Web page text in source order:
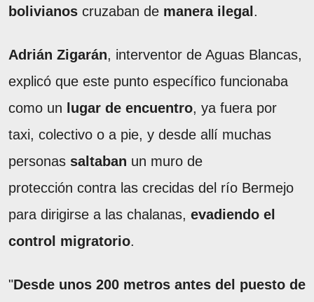
bolivianos cruzaban de manera ilegal .
Adrián Zigarán, interventor de Aguas Blancas,
explicó que este punto específico funcionaba
como un
lugar de encuentro, ya fuera por
taxi, colectivo o a pie, y desde allí muchas
personas saltaban un muro de
protección contra las crecidas del río Bermejo
para dirigirse a las chalanas, evadiendo el
control migratorio.
"Desde unos 200 metros antes del puesto de